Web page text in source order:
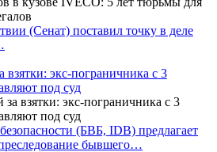
(Сенат) поставил точку в деле
взятки: экс-пограничника с 3
под суд
(БВБ, IDB) предлагает
бывшего…